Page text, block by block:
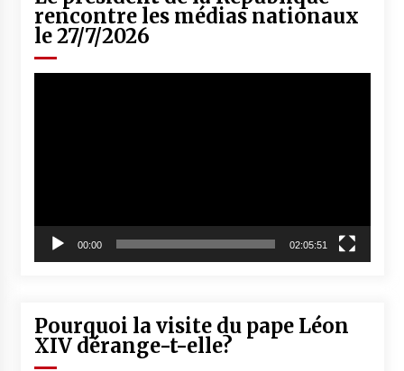
rencontre les médias nationaux
le 27/7/2026
00:00 02:05:51
Pourquoi la visite du pape Léon
XIV dérange-t-elle?